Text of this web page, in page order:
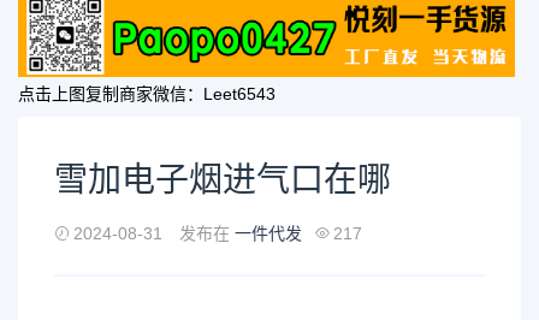
点击上图复制商家微信： Leet6543
雪加电子烟进气口在哪
2024-08-31 发布在 一件代发 217